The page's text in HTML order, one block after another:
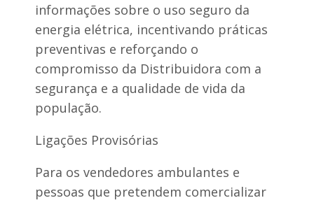
informações sobre o uso seguro da
energia elétrica, incentivando práticas
preventivas e reforçando o
compromisso da Distribuidora com a
segurança e a qualidade de vida da
população.
Ligações Provisórias
Para os vendedores ambulantes e
pessoas que pretendem comercializar